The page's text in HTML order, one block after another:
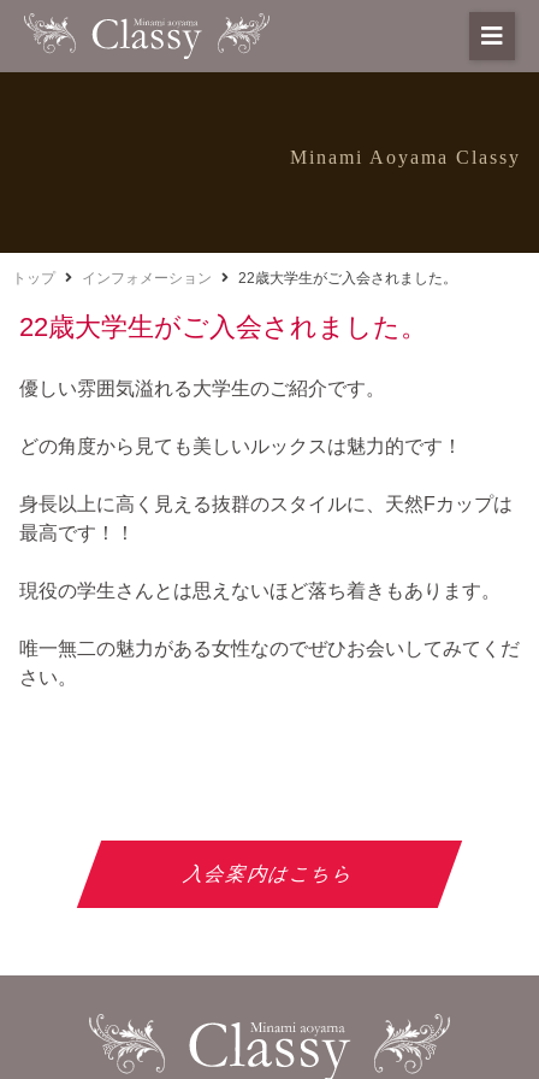
Minami Aoyama Classy
トップ インフォメーション 22歳大学生がご入会されました。
22歳大学生がご入会されました。
優しい雰囲気溢れる大学生のご紹介です。
どの角度から見ても美しいルックスは魅力的です！
身長以上に高く見える抜群のスタイルに、天然Fカップは
最高です！！
現役の学生さんとは思えないほど落ち着きもあります。
唯一無二の魅力がある女性なのでぜひお会いしてみてくだ
さい。
入会案内はこちら